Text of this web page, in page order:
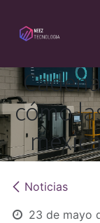
cómo
Noticias
23 de mayo